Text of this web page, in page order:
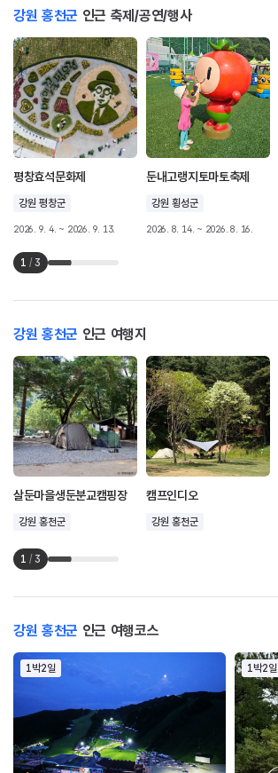
강원 홍천군 인근 축제/공연/행사
평창효석문화제
강원 평창군
2026. 9. 4. ~ 2026. 9. 13.
둔내고랭지토마토축제
강원 횡성군
2026. 8. 14. ~ 2026. 8. 16.
1 / 3
강원 홍천군 인근 여행지
살둔마을생둔분교캠핑장
강원 홍천군
캠프인디오
강원 홍천군
1 / 3
강원 홍천군 인근 여행코스
1박2일 1박2일